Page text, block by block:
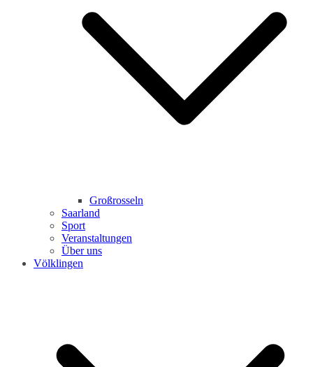
Großrosseln
Saarland
Sport
Veranstaltungen
Über uns
Völklingen